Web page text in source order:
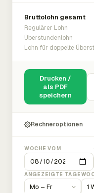
Bruttolohn gesamt
Regulärer Lohn
Überstundenlohn
Lohn für doppelte
Drucken /
als PDF
speichern
Rechneroptionen
WOCHE VOM
ANGEZEIGTE TAGE